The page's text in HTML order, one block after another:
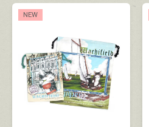
NEW